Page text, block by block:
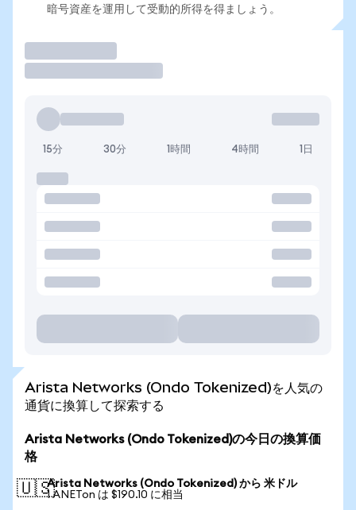
暗号資産を運用して受動的所得を得ましょう。
15分 30分 1時間 4時間 1日
Arista Networks (Ondo Tokenized)を人気の
通貨に換算して探索する
Arista Networks (Ondo Tokenized)の今日の換算価
格
🇺🇸Arista Networks (Ondo Tokenized) から 米ドル
1 ANETon は $190.10 に相当